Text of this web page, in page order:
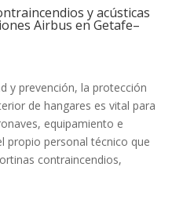
y acústicas
Airbus en Getafe–
y prevención, la protección
de hangares es vital para
equipamiento e
propio personal técnico que
contraincendios,